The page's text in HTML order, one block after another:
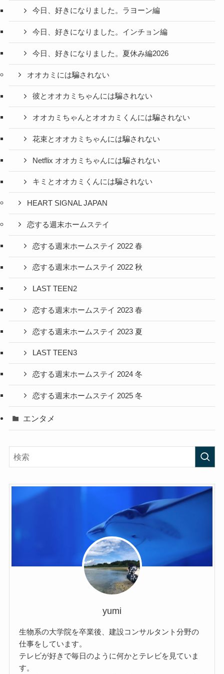
今日、好きになりました。ラヨーン編
今日、好きになりました。インチョン編
今日、好きになりました。夏休み編2026
オオカミには騙されない
彼とオオカミちゃんには騙されない
オオカミちゃんとオオカミくんには騙されない
花束とオオカミちゃんには騙されない
Netflix オオカミちゃんには騙されない
キミとオオカミくんには騙されない
HEART SIGNAL JAPAN
恋する週末ホームステイ
恋する週末ホームステイ 2022 春
恋する週末ホームステイ 2022 秋
LAST TEEN2
恋する週末ホームステイ 2023 春
恋する週末ホームステイ 2023 夏
LAST TEEN3
恋する週末ホームステイ 2024 冬
恋する週末ホームステイ 2025 冬
エンタメ
yumi
生物系の大学院を卒業後、建設コンサルタント分野の
仕事をしています。
テレビが好きで毎日のように何かとテレビを見ていま
す。